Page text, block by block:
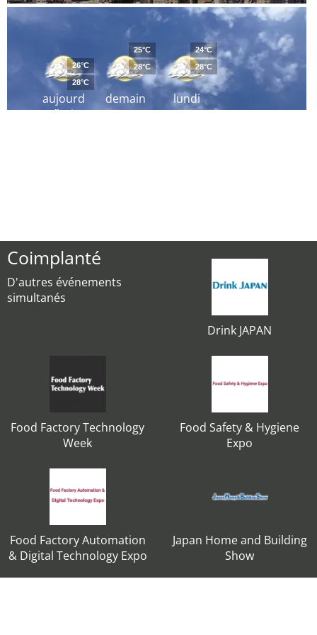
aujourd
´hui
26°C
28°C
demain
25°C
28°C
lundi
24°C
28°C
Coimplanté
D'autres événements
simultanés
Drink JAPAN
Food Factory Technology
Week
Food Safety & Hygiene
Expo
Food Factory Automation
& Digital Technology Expo
Japan Home and Building
Show